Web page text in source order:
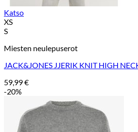
Katso
XS
S
Miesten neulepuserot
JACK&JONES JJERIK KNIT HIGH
59,99€
-20%